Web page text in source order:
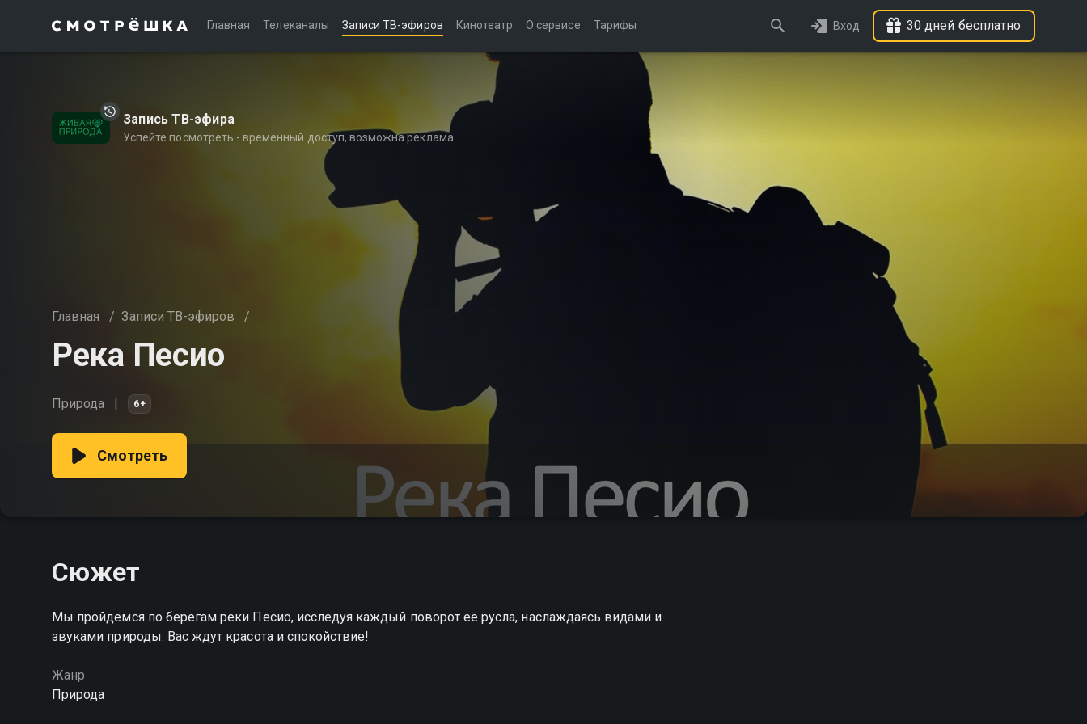
Главная Телеканалы Записи ТВ-эфиров Кинотеатр О сервисе Тарифы Вход 30 дней бесплатно
Запись ТВ-эфира
Успейте посмотреть - временный доступ, возможна реклама
Главная / Записи ТВ-эфиров /
Река Песио
Природа 6+
Смотреть
Сюжет
Мы пройдёмся по берегам реки Песио, исследуя каждый поворот её русла, наслаждаясь видами и
звуками природы. Вас ждут красота и спокойствие!
Жанр
Природа